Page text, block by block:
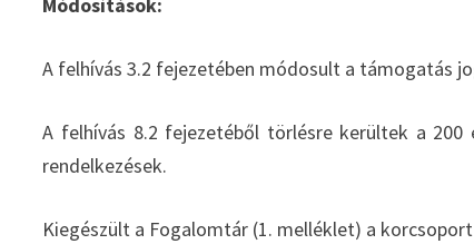
Módosítások:
A felhívás 3.2 fejezetében módosult a támogatás
A felhívás 8.2 fejezetéből törlésre kerültek a
rendelkezések.
Kiegészült a Fogalomtár (1. melléklet) a